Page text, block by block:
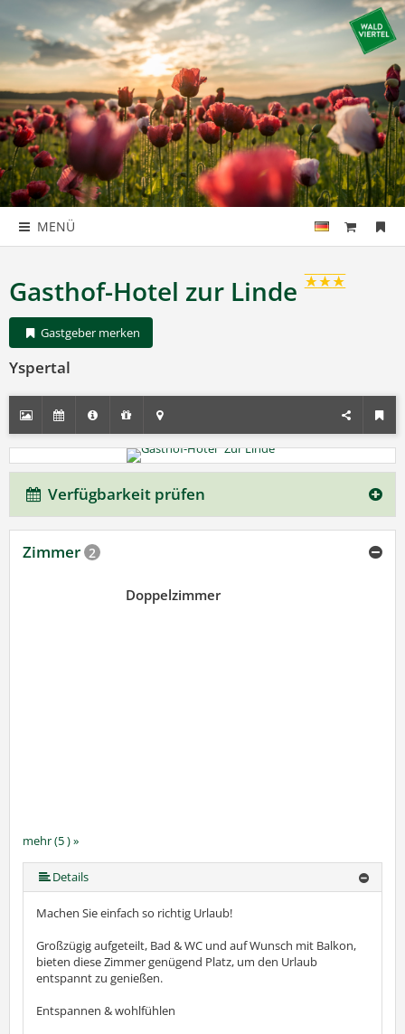
MENÜ
Gasthof-Hotel zur Linde
Gastgeber merken
Yspertal
Verfügbarkeit prüfen
Zimmer 2
mehr (5 ) »
mehr (5 ) »
Doppelzimmer
Details
Machen Sie einfach so richtig Urlaub!
Großzügig aufgeteilt, Bad & WC und auf Wunsch mit Balkon,
bieten diese Zimmer genügend Platz, um den Urlaub
entspannt zu genießen.
Entspannen & wohlfühlen